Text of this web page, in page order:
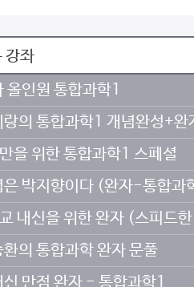
강좌
인원 통합과학1
의 통합과학1 개념완성+완
을 위한 통합과학1 스페셜
박지향이다 (완자-통합과
내신을 위한 완자 (스피드
의 통합과학 완자 문풀
만점 완자 - 통합과학1